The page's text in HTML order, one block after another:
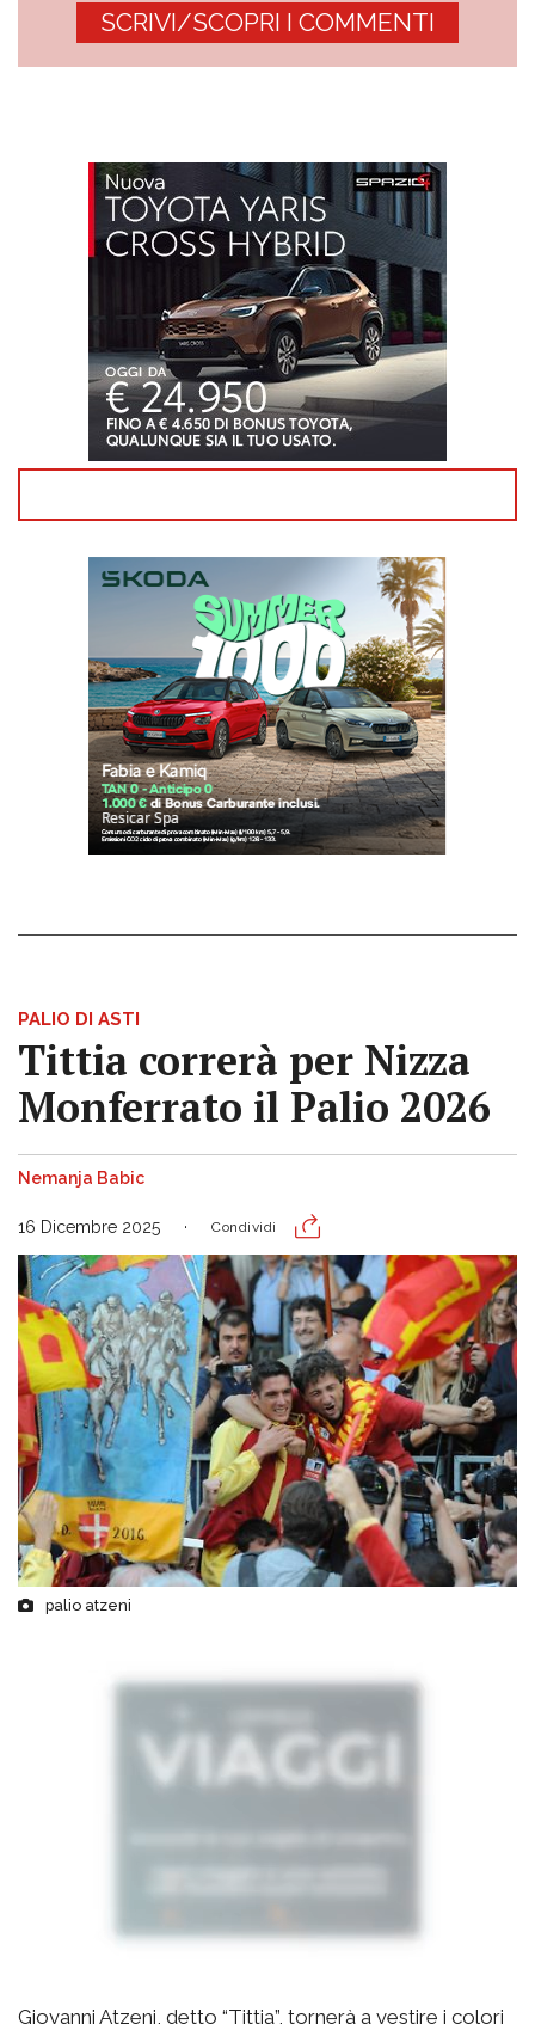
SCRIVI/SCOPRI I COMMENTI
PALIO DI ASTI
Tittia correrà per Nizza
Monferrato il Palio 2026
Nemanja Babic
16 Dicembre 2025 Condividi
palio atzeni
Giovanni Atzeni, detto “Tittia”, tornerà a vestire i colori